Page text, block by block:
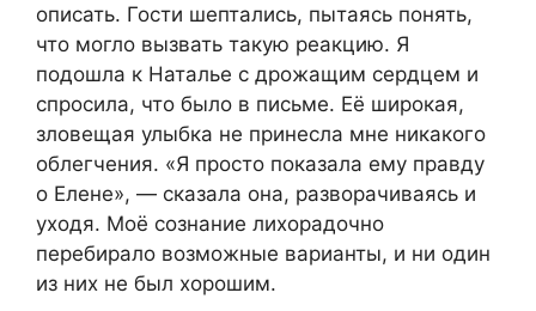
описать. Гости шептались, пытаясь понять,
что могло вызвать такую реакцию. Я
подошла к Наталье с дрожащим сердцем и
спросила, что было в письме. Её широкая,
зловещая улыбка не принесла мне никакого
облегчения. «Я просто показала ему правду
о Елене», — сказала она, разворачиваясь и
уходя. Моё сознание лихорадочно
перебирало возможные варианты, и ни один
из них не был хорошим.